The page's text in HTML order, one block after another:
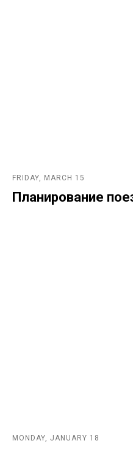
FRIDAY, MARCH 15
Планирование
MONDAY, JANUARY 18